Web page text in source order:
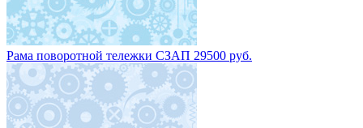
Рама поворотной тележки СЗАП 29500 руб.